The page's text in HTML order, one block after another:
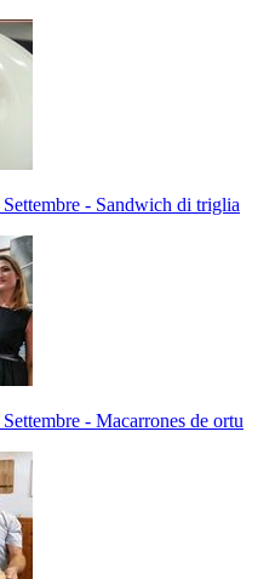
- Sandwich di triglia
- Macarrones de ortu